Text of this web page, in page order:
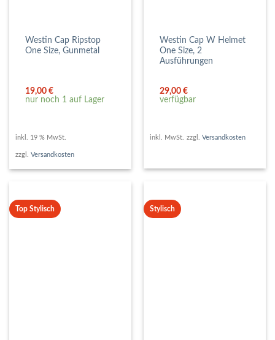
Westin Cap Ripstop
One Size, Gunmetal
19,00€
nur noch 1 auf Lager
inkl. 19 % MwSt.
zzgl. Versandkosten
Westin Cap W Helmet
One Size, 2
Ausführungen
29,00€
verfügbar
inkl. MwSt. zzgl. Versandkosten
Top Stylisch Stylisch